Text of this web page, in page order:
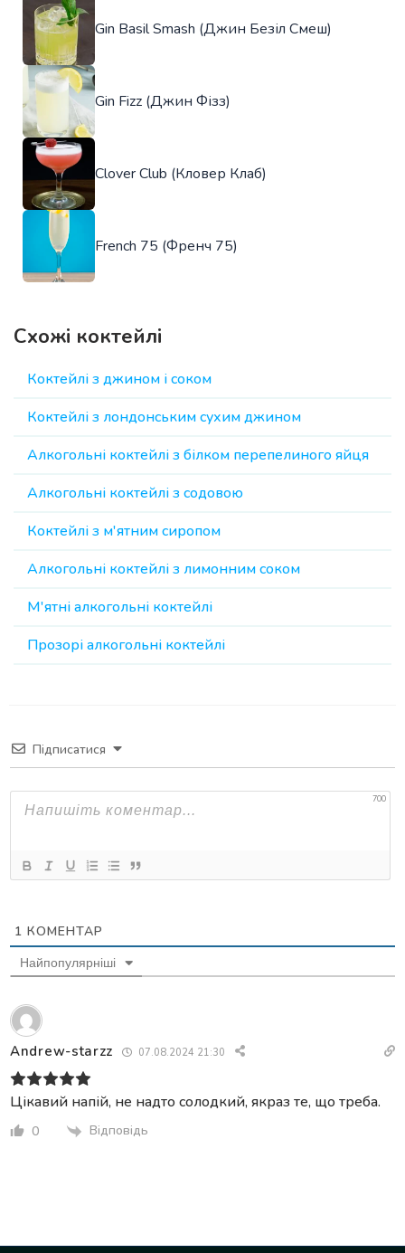
Gin Basil Smash (Джин Безіл Смеш)
Gin Fizz (Джин Фізз)
Clover Club (Кловер Клаб)
French 75 (Френч 75)
Схожі коктейлі
Коктейлі з джином і соком
Коктейлі з лондонським сухим джином
Алкогольні коктейлі з білком перепелиного яйця
Алкогольні коктейлі з содовою
Коктейлі з м'ятним сиропом
Алкогольні коктейлі з лимонним соком
М'ятні алкогольні коктейлі
Прозорі алкогольні коктейлі
Підписатися
700
1 КОМЕНТАР
Найпопулярніші
Andrew-starzz 07.08.2024 21:30
Цікавий напій, не надто солодкий, якраз те, що треба.
0 Відповідь